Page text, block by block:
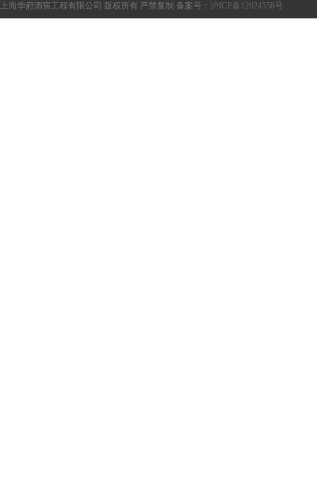
上海华府酒窖工程有限公司 版权所有 严禁复制 备案号： 沪ICP备12024558号